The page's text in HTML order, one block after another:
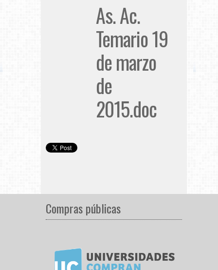
As. Ac.
Temario 19
de marzo
de
2015.doc
Compras públicas